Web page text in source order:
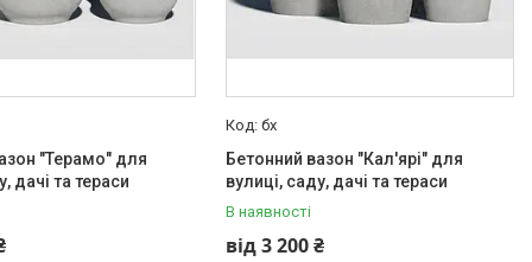
"Терамо" для
дачі та тераси
бх
Бетонний вазон "Кал'ярі" для
вулиці, саду, дачі та тераси
В наявності
від 3 200 ₴